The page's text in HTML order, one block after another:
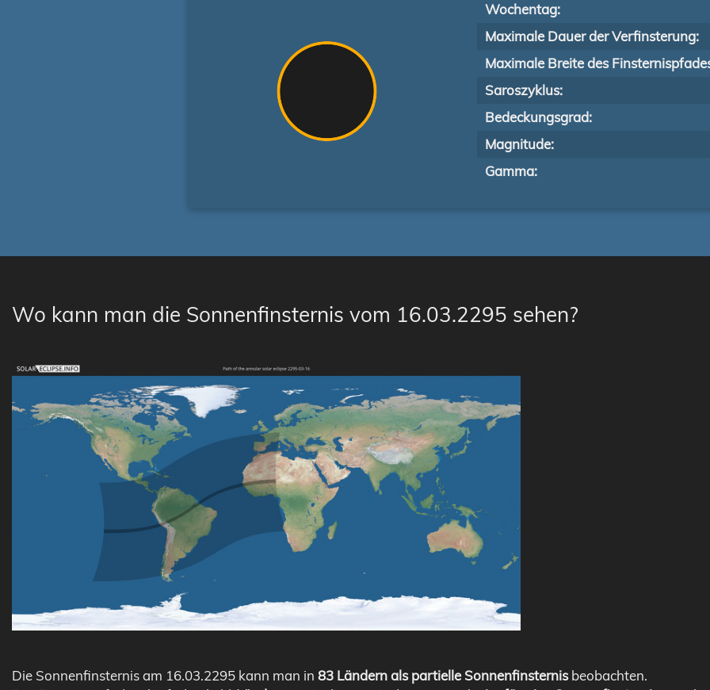
Wochentag:
Maximale Dauer der Verfinsterung:
Maximale Breite des
Saroszyklus:
Bedeckungsgrad:
Magnitude:
Gamma:
Wo kann man die Sonnenfinsternis vom 16.03.2295 sehen?
Die Sonnenfinsternis am 16.03.2295 kann man in 83 Ländern als partielle Sonnenfinsternisbeobachten.